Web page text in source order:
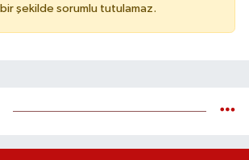
şekilde sorumlu tutulamaz.